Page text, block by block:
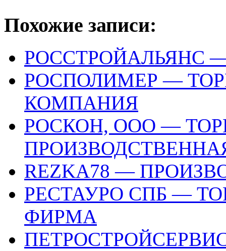
Похожие записи:
РОССТРОЙАЛЬЯНС
РОСПОЛИМЕР —
КОМПАНИЯ
РОСКОН, ООО —
REZKA78 —
РЕСТАУРО СПБ —
ФИРМА